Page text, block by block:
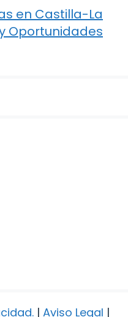
en Castilla-La
Oportunidades
. | Aviso Legal |